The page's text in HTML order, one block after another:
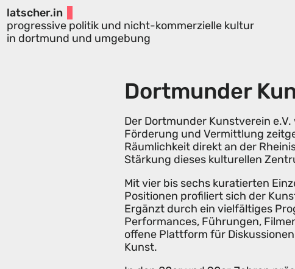
latscher.in
progressive politik und nicht-kommerzielle kultur
in dortmund und umgebung
Dortmunder
Der Dortmunder Kunstverein
Förderung und Vermittlung
Räumlichkeit direkt an der
Stärkung dieses kulturellen
Mit vier bis sechs kuratierten
Positionen profiliert sich der
Ergänzt durch ein vielfältiges
Performances, Führungen,
offene Plattform für
Kunst.